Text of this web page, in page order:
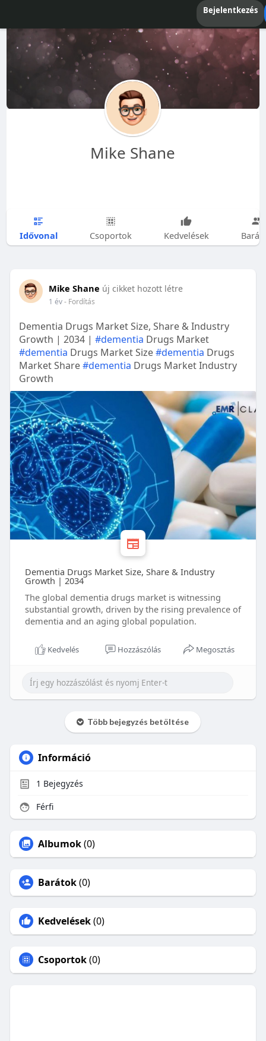
Bejelentkezés
Mike Shane
Idővonal Csoportok Kedvelések
Mike Shane új cikket hozott létre
1 év- Fordítás
Dementia Drugs Market Size, Share & Industry
Growth | 2034 | #dementia Drugs Market
#dementia Drugs Market Size#dementia Drugs
Market Share#dementia Drugs Market Industry
Growth
Dementia Drugs Market Size, Share & Industry
Growth | 2034
The global dementia drugs market is witnessing
substantial growth, driven by the rising prevalence of
dementia and an aging global population.
Kedvelés Hozzászólás Megosztás
Több bejegyzés betöltése
Információ
1 Bejegyzés
Férfi
Albumok(0)
Barátok(0)
Kedvelések(0)
Csoportok(0)